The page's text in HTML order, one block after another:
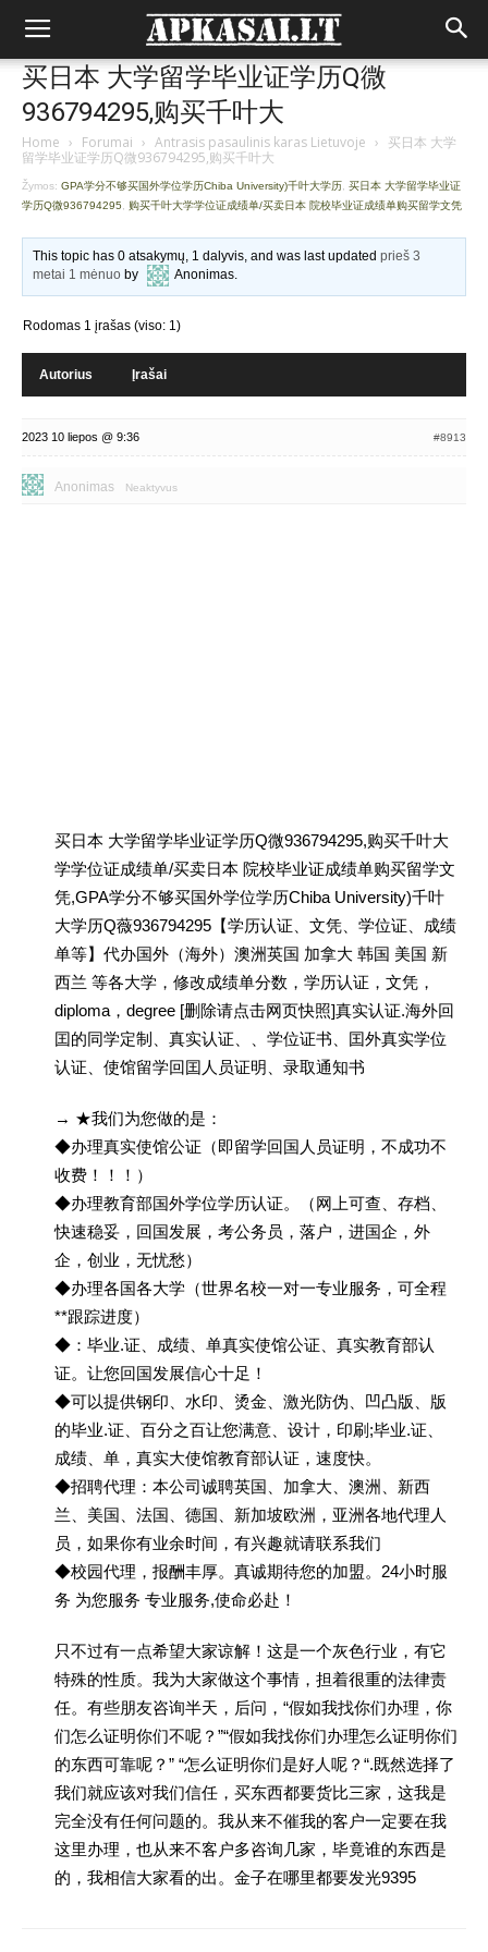
买日本 大学留学毕业证学历Q微
936794295,购买千叶大
Home › Forumai › Antrasis pasaulinis karas Lietuvoje › 买日本 大学
留学毕业证学历Q微936794295,购买千叶大
Žymos: GPA学分不够买国外学位学历Chiba University)千叶大学历 买日本 大学留学毕业证
学历Q微936794295
购买千叶大学学位证成绩单/买卖日本 院校毕业证成绩单购买留学文凭
This topic has 0 atsakymų, 1 dalyvis, and was last updatedprieš 3
metai 1 mėnuo by Anonimas.
Rodomas 1 įrašas (viso: 1)
Autorius Įrašai
2023 10 liepos @ 9:36 #8913
Anonimas Neaktyvus
买日本 大学留学毕业证学历Q微936794295,购买千叶大
学学位证成绩单/买卖日本 院校毕业证成绩单购买留学文
凭,GPA学分不够买国外学位学历Chiba University)千叶
大学历Q薇936794295【学历认证、文凭、学位证、成绩
单等】代办国外（海外）澳洲英国 加拿大 韩国 美国 新
西兰 等各大学，修改成绩单分数，学历认证，文凭，
diploma，degree [删除请点击网页快照]真实认证.海外回
囯的同学定制、真实认证、、学位证书、囯外真实学位
认证、使馆留学回囯人员证明、录取通知书
→ ★我们为您做的是：
◆办理真实使馆公证（即留学回国人员证明，不成功不
收费！！！）
◆办理教育部国外学位学历认证。（网上可查、存档、
快速稳妥，回国发展，考公务员，落户，进国企，外
企，创业，无忧愁）
◆办理各国各大学（世界名校一对一专业服务，可全程
**跟踪进度）
◆：毕业.证、成绩、单真实使馆公证、真实教育部认
证。让您回国发展信心十足！
◆可以提供钢印、水印、烫金、激光防伪、凹凸版、版
的毕业.证、百分之百让您满意、设计，印刷;毕业.证、
成绩、单，真实大使馆教育部认证，速度快。
◆招聘代理：本公司诚聘英国、加拿大、澳洲、新西
兰、美国、法国、德国、新加坡欧洲，亚洲各地代理人
员，如果你有业余时间，有兴趣就请联系我们
◆校园代理，报酬丰厚。真诚期待您的加盟。24小时服
务 为您服务 专业服务,使命必赴！
只不过有一点希望大家谅解！这是一个灰色行业，有它
特殊的性质。我为大家做这个事情，担着很重的法律责
任。有些朋友咨询半天，后问，“假如我找你们办理，你
们怎么证明你们不呢？”“假如我找你们办理怎么证明你们
的东西可靠呢？” “怎么证明你们是好人呢？“.既然选择了
我们就应该对我们信任，买东西都要货比三家，这我是
完全没有任何问题的。我从来不催我的客户一定要在我
这里办理，也从来不客户多咨询几家，毕竟谁的东西是
的，我相信大家看的出。金子在哪里都要发光9395